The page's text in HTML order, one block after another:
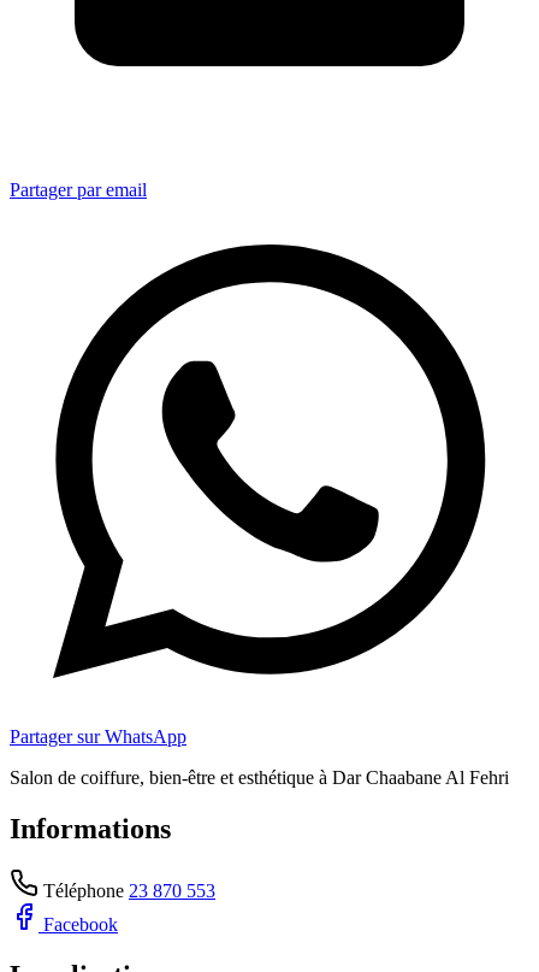
Partager par email
Partager sur WhatsApp
Salon de coiffure, bien-être et esthétique à Dar Chaabane Al Fehri
Informations
Téléphone 23 870 553
Facebook